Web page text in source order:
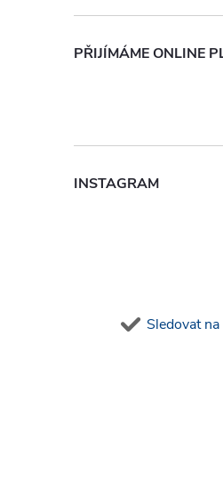
PŘIJÍMÁME ONLINE
INSTAGRAM
Sledovat